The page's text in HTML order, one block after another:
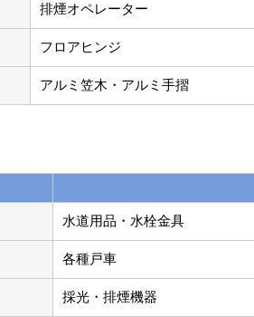
排煙オペレーター
フロアヒンジ
アルミ笠木・アルミ手摺
水道用品・水栓金具
各種戸車
採光・排煙機器